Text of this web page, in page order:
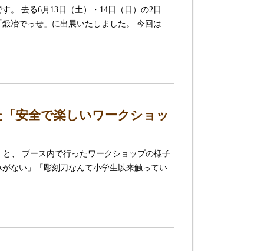
。 去る6月13日（土）・14日（日）の2日
冶でっせ」に出展いたしました。 今回は
安全で楽しいワークショッ
、 ブース内で行ったワークショップの様子
ない」「彫刻刀なんて小学生以来触ってい